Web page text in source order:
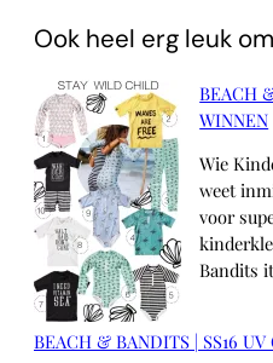
Ook heel erg leuk
BEACH
WINNEN
Wie
weet
voor
Bandits
BEACH & BANDITS | SS16